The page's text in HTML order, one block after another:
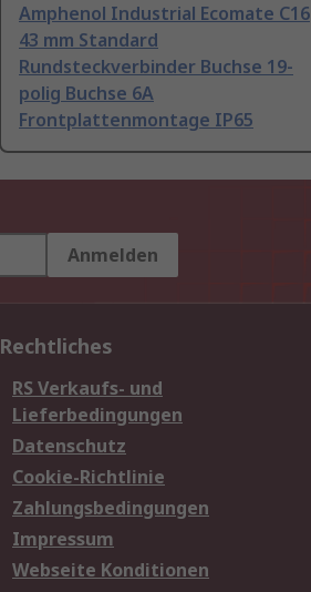
Amphenol Industrial Ecomate C16
43 mm Standard
Rundsteckverbinder Buchse 19-
polig Buchse 6A
Frontplattenmontage IP65
Anmelden
Rechtliches
RS Verkaufs- und
Lieferbedingungen
Datenschutz
Cookie-Richtlinie
Zahlungsbedingungen
Impressum
Webseite Konditionen